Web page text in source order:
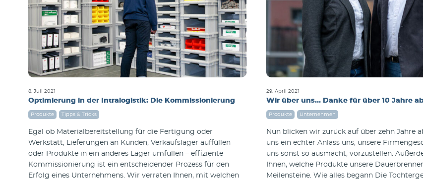
8. Juli 2021
Optimierung in der Intralogistik: Die Kommissionierung
Produkte Tipps & Tricks
Egal ob Materialbereitstellung für die Fertigung oder
Werkstatt, Lieferungen an Kunden, Verkaufslager auffüllen
oder Produkte in ein anderes Lager umfüllen – effiziente
Kommissionierung ist ein entscheidender Prozess für den
Erfolg eines Unternehmens. Wir verraten Ihnen, mit welchen
29. April 2021
Wir über uns… Danke für über 10 Jahre
Produkte Unternehmen
Nun blicken wir zurück auf über zehn Jahre
uns ein echter Anlass uns, unsere
uns sonst so ausmacht, vorzustellen.
Ihnen, welche Produkte unsere
Meilensteine. Wie alles begann Die